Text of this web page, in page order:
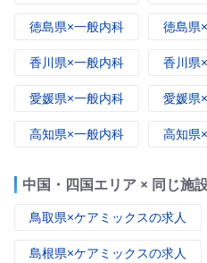
徳島県×一般内科 徳島県
香川県×一般内科 香川県
愛媛県×一般内科 愛媛県
高知県×一般内科 高知県
中国・四国エリア × 同じ施
鳥取県×ケアミックスの求人
島根県×ケアミックスの求人